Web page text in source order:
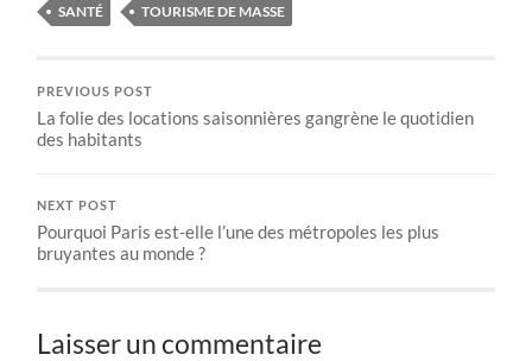
SANTÉ
TOURISME DE MASSE
PREVIOUS POST
La folie des locations saisonnières gangrène le quotidien
des habitants
NEXT POST
Pourquoi Paris est-elle l’une des métropoles les plus
bruyantes au monde ?
Laisser un commentaire